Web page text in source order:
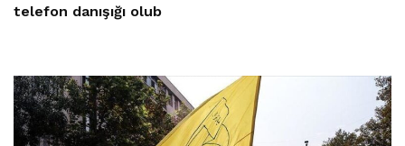
telefon danışığı olub